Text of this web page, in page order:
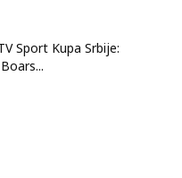
Sport Kupa Srbije: